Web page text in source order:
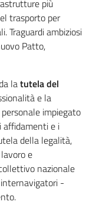
più
trasporto per
Traguardi ambiziosi
Patto,
latutela del
e la
impiegato
affidamenti e i
della legalità,
e
nazionale
-